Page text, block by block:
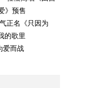
》预售
正名《只因为
的歌里
爱而战